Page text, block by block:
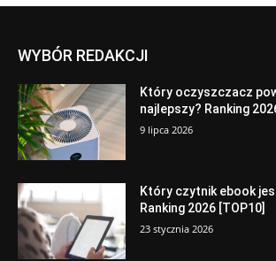
WYBÓR REDAKCJI
Który oczyszczacz
najlepszy? Ranking
9 lipca 2026
Który czytnik ebook
Ranking 2026 [TOP10]
23 stycznia 2026